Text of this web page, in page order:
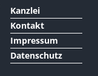
Kanzlei
Kontakt
Impressum
Datenschutz